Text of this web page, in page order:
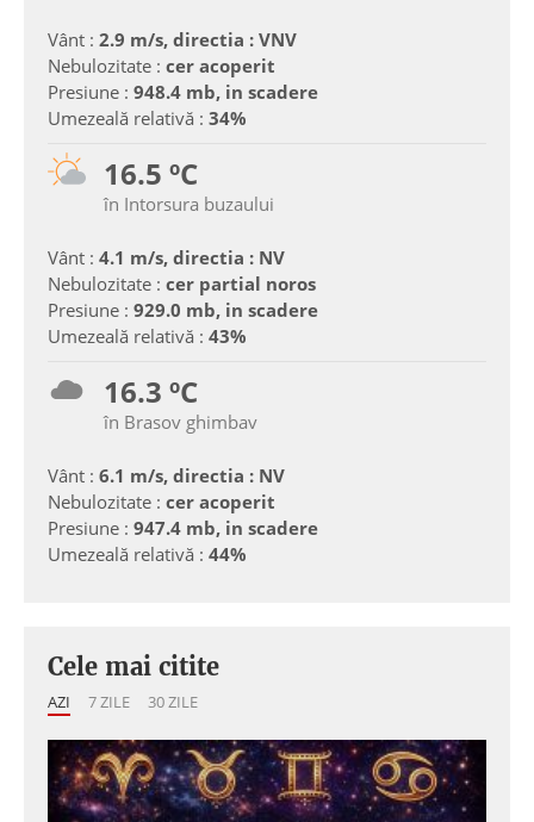
Vânt : 2.9 m/s, directia : VNV
Nebulozitate : cer acoperit
Presiune : 948.4 mb, in scadere
Umezeală relativă : 34%
16.5 ºC
în Intorsura buzaului
Vânt : 4.1 m/s, directia : NV
Nebulozitate : cer partial noros
Presiune : 929.0 mb, in scadere
Umezeală relativă : 43%
16.3 ºC
în Brasov ghimbav
Vânt : 6.1 m/s, directia : NV
Nebulozitate : cer acoperit
Presiune : 947.4 mb, in scadere
Umezeală relativă : 44%
Cele mai citite
AZI 7 ZILE 30 ZILE